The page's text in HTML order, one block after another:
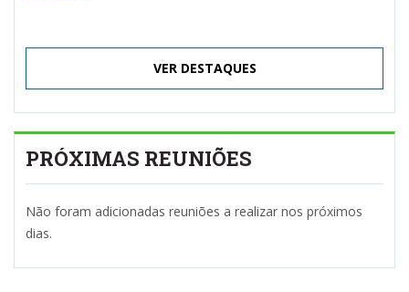
VER DESTAQUES
PRÓXIMAS REUNIÕES
Não foram adicionadas reuniões a realizar nos próximos
dias.